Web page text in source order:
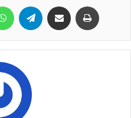
WhatsAppTelegram E-Posta ile paylaş